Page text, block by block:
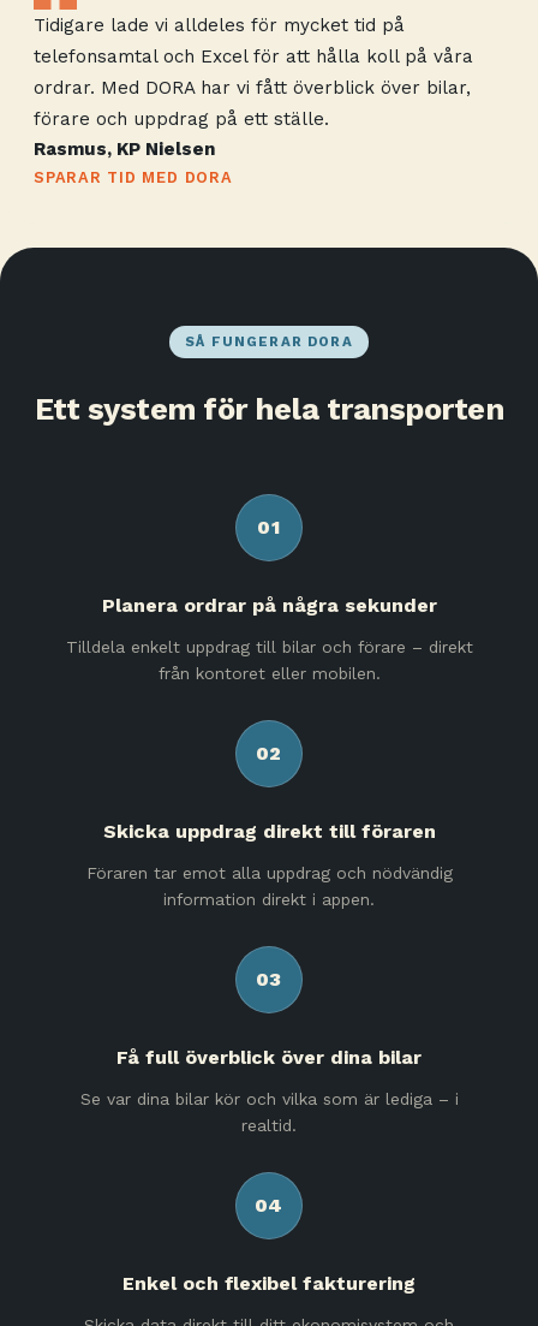
Tidigare lade vi alldeles för mycket tid på
telefonsamtal och Excel för att hålla koll på våra
ordrar. Med DORA har vi fått överblick över bilar,
förare och uppdrag på ett ställe.
Rasmus, KP Nielsen
SPARAR TID MED DORA
SÅ FUNGERAR DORA
Ett system för hela transporten
01
Planera ordrar på några sekunder
Tilldela enkelt uppdrag till bilar och förare – direkt
från kontoret eller mobilen.
02
Skicka uppdrag direkt till föraren
Föraren tar emot alla uppdrag och nödvändig
information direkt i appen.
03
Få full överblick över dina bilar
Se var dina bilar kör och vilka som är lediga – i
realtid.
04
Enkel och flexibel fakturering